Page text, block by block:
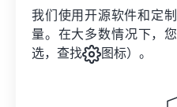
我们使用开源软件和定
量。在大多数情况下，
选，查找
图标）。